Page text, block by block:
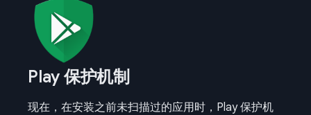
Play 保护机制
现在，在安装之前未扫描过的应用时，Play 保护机